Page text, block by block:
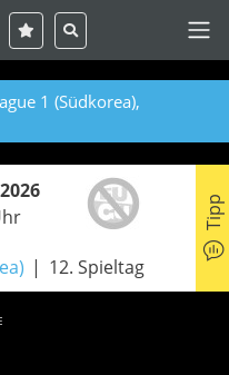
1 (Südkorea),
12. Spieltag
Tipp